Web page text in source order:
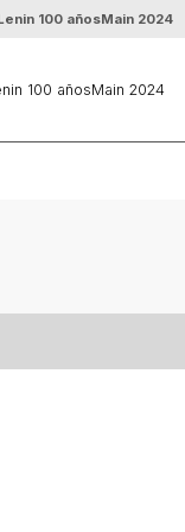
100 añosMain 2024
100 añosMain 2024